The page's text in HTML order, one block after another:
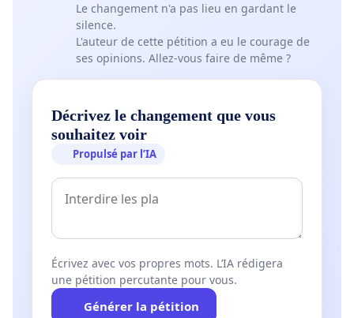
Le changement n'a pas lieu en gardant le
silence.
L'auteur de cette pétition a eu le courage de
ses opinions. Allez-vous faire de même ?
Décrivez le changement que vous
souhaitez voir
Propulsé par l’IA
Écrivez avec vos propres mots. L’IA rédigera
une pétition percutante pour vous.
Générer la pétition